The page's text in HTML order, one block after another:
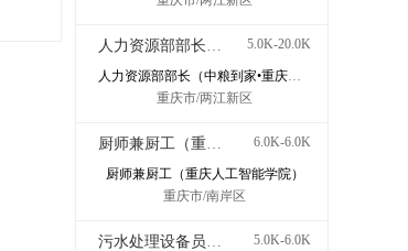
人力资源部部长（中粮到家•重庆哈鑫康业食品有限公司） 5.0K-20.0K
人力资源部部长（中粮到家•重庆哈鑫康业食品有限公司）
重庆市/两江新区
厨师兼厨工（重庆人工智能学院） 6.0K-6.0K
厨师兼厨工（重庆人工智能学院）
重庆市/南岸区
污水处理设备员（某国企） 5.0K-6.0K